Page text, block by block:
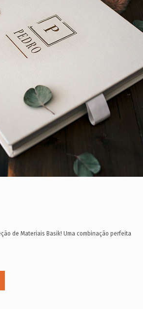
de Materiais Basik! Uma combinação perfeita